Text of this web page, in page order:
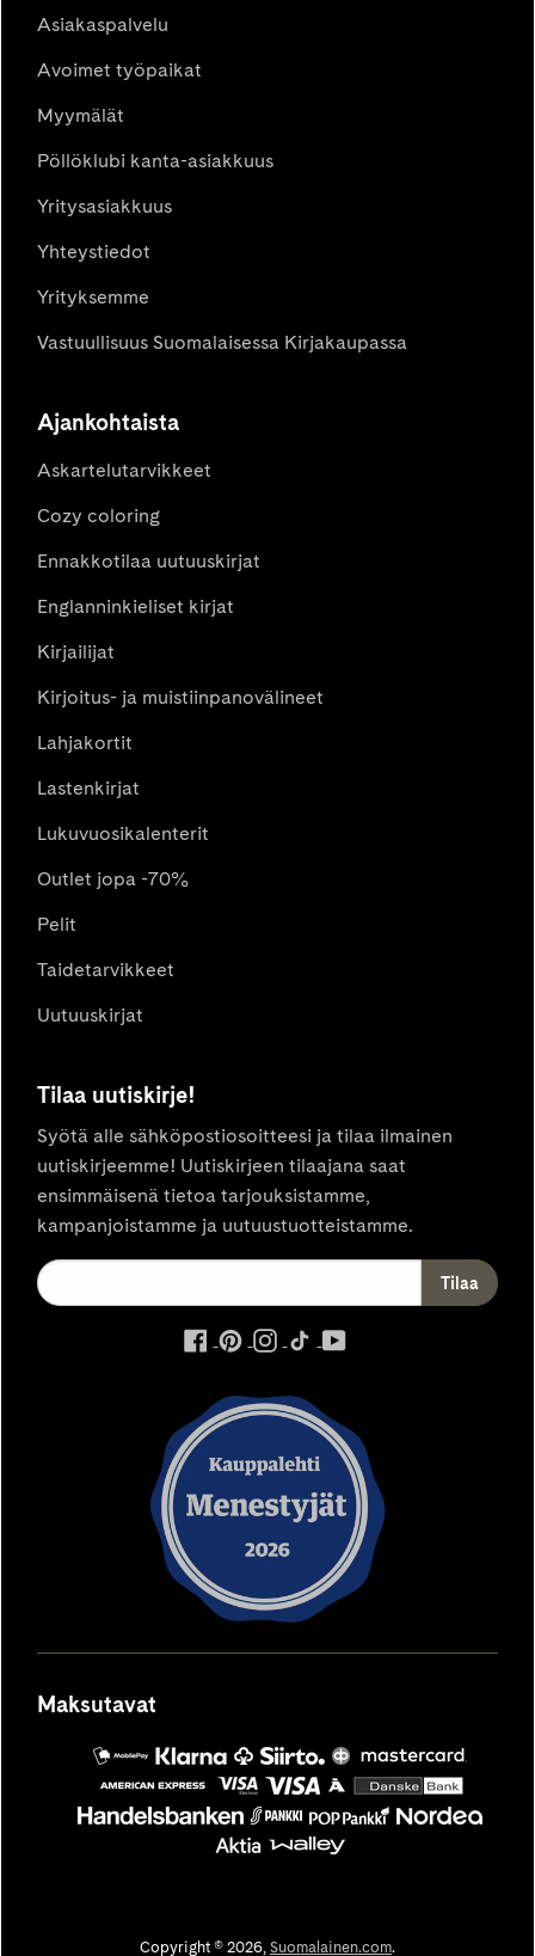
Asiakaspalvelu
Avoimet työpaikat
Myymälät
Pöllöklubi kanta-asiakkuus
Yritysasiakkuus
Yhteystiedot
Yrityksemme
Vastuullisuus Suomalaisessa Kirjakaupassa
Ajankohtaista
Askartelutarvikkeet
Cozy coloring
Ennakkotilaa uutuuskirjat
Englanninkieliset kirjat
Kirjailijat
Kirjoitus- ja muistiinpanovälineet
Lahjakortit
Lastenkirjat
Lukuvuosikalenterit
Outlet jopa -70%
Pelit
Taidetarvikkeet
Uutuuskirjat
Tilaa uutiskirje!
Syötä alle sähköpostiosoitteesi ja tilaa ilmainen
uutiskirjeemme! Uutiskirjeen tilaajana saat
ensimmäisenä tietoa tarjouksistamme,
kampanjoistamme ja uutuustuotteistamme.
ulkoinen
avautuu
uuteen
välilehteen
ulkoinen
avautuu
uuteen
välilehteen
ulkoinen
avautuu
uuteen
välilehteen
ulkoinen
uuteen
välilehteen
välilehteen
Maksutavat
MobilePay
Säästöpankki
Siirto
OP
Mastercard
Copyright © 2026, Suomalainen.com.